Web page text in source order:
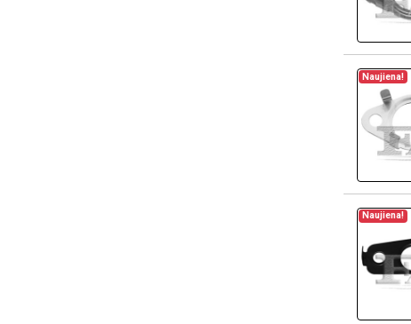
Naujiena!
Naujiena!